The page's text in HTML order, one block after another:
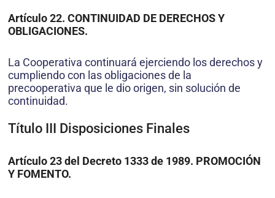
Artículo 22. CONTINUIDAD DE DERECHOS Y
OBLIGACIONES.
La Cooperativa continuará ejerciendo los derechos y
cumpliendo con las obligaciones de la
precooperativa que le dio origen, sin solución de
continuidad.
Título III Disposiciones Finales
Artículo 23 del Decreto 1333 de 1989. PROMOCIÓN
Y FOMENTO.